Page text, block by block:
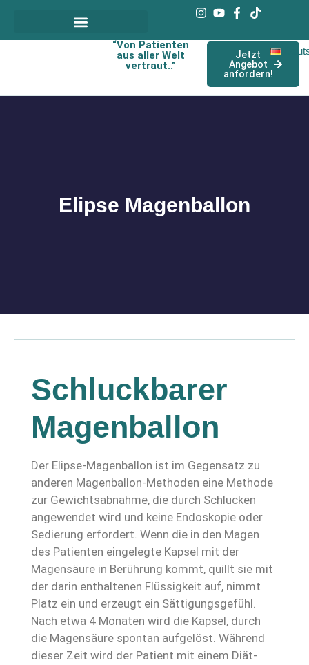
“Von Patienten
aus aller Welt
vertraut..”
Jetzt
Angebot
anfordern!
Elipse Magenballon
Schluckbarer
Magenballon
Der Elipse-Magenballon ist im Gegensatz zu
anderen Magenballon-Methoden eine Methode
zur Gewichtsabnahme, die durch Schlucken
angewendet wird und keine Endoskopie oder
Sedierung erfordert. Wenn die in den Magen
des Patienten eingelegte Kapsel mit der
Magensäure in Berührung kommt, quillt sie mit
der darin enthaltenen Flüssigkeit auf, nimmt
Platz ein und erzeugt ein Sättigungsgefühl.
Nach etwa 4 Monaten wird die Kapsel, durch
die Magensäure spontan aufgelöst. Während
dieser Zeit wird der Patient mit einem Diät-